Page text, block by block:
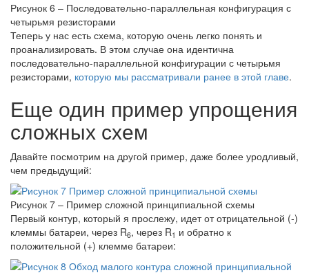
Рисунок 6 – Последовательно-параллельная конфигурация с
четырьмя резисторами
Теперь у нас есть схема, которую очень легко понять и
проанализировать. В этом случае она идентична
последовательно-параллельной конфигурации с четырьмя
резисторами, которую мы рассматривали ранее в этой главе.
Еще один пример упрощения
сложных схем
Давайте посмотрим на другой пример, даже более уродливый,
чем предыдущий:
Рисунок 7 – Пример сложной принципиальной схемы
Первый контур, который я прослежу, идет от отрицательной (-)
клеммы батареи, через R6, через R1 и обратно к
положительной (+) клемме батареи: